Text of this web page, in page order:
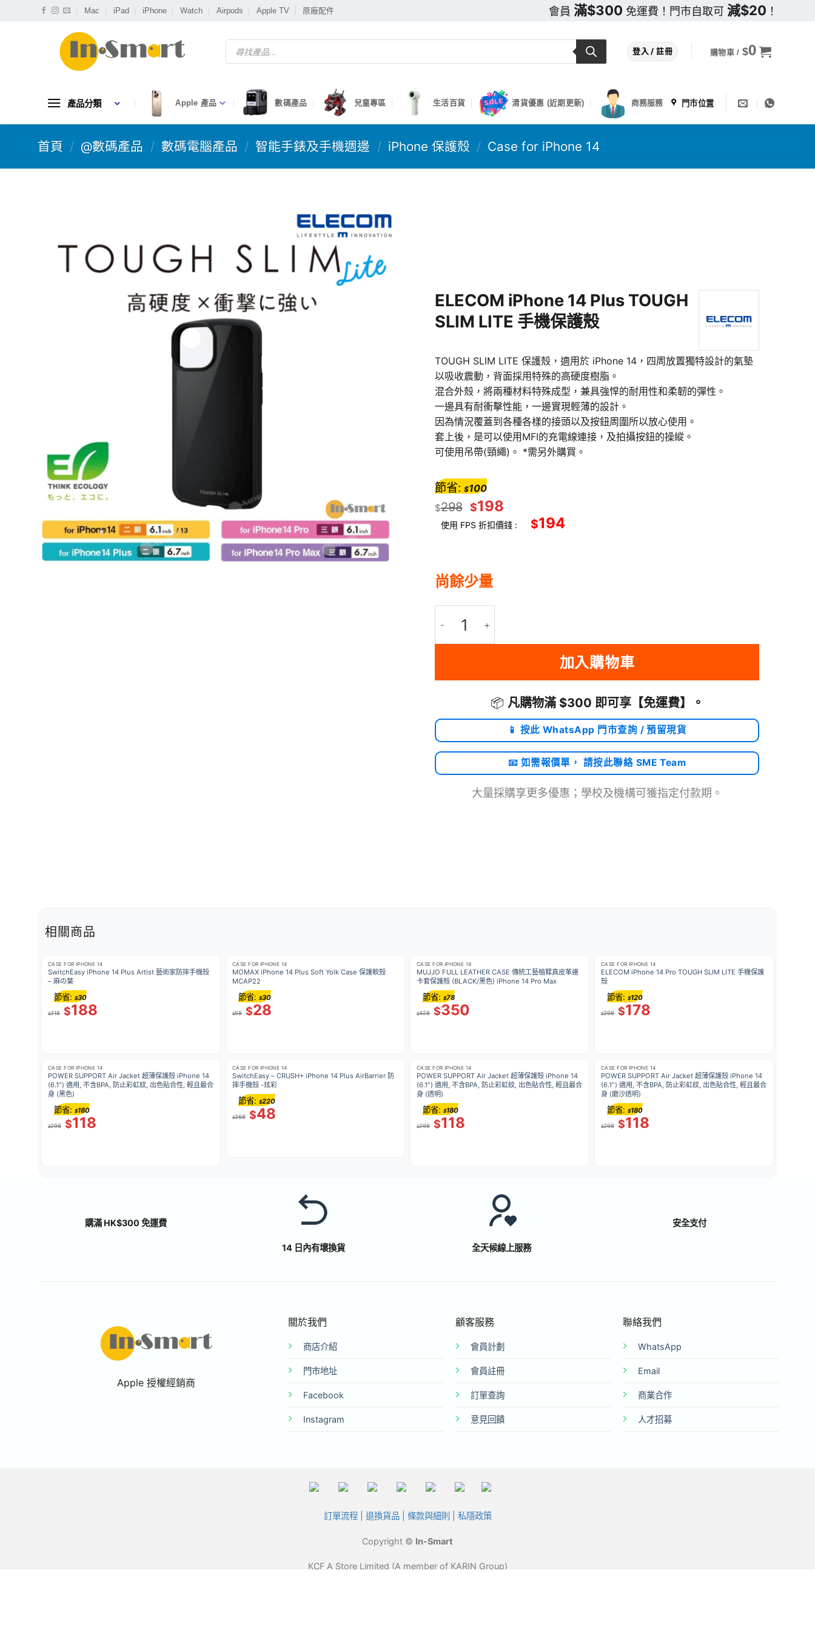
Mac iPad iPhone Watch Airpods Apple TV 原廠配件 會員 滿$300 免運費！門市自取可 減$20 ！
Products
search
登入 / 註冊 購物車 / $0
產品分類 Apple 產品 數碼產品 兒童專區 生活百貨 清貨優惠 (近期更新) 商務服務 門市位置
首頁 / @數碼產品 / 數碼電腦產品 / 智能手錶及手機週邊 / iPhone 保護殼 / Case for iPhone 14
ELECOM iPhone 14 Plus TOUGH
SLIM LITE 手機保護殼
TOUGH SLIM LITE 保護殼，適用於 iPhone 14，四周放置獨特設計的氣墊
以吸收震動，背面採用特殊的高硬度樹脂。
混合外殼，將兩種材料特殊成型，兼具強悍的耐用性和柔韌的彈性。
一邊具有耐衝擊性能，一邊實現輕薄的設計。
因為情況覆蓋到各種各樣的接頭以及按鈕周圍所以放心使用。
套上後，是可以使用MFI的充電線連接，及拍攝按鈕的操縱。
可使用吊帶(頸繩)。 *需另外購買。
$298 $198
節省: $100
使用 FPS 折扣價錢 : $194
尚餘少量
加入購物車
📦 凡購物滿 $300 即可享【免運費】 。
📱 按此 WhatsApp 門市查詢 / 預留現貨
📧 如需報價單， 請按此聯絡 SME Team
大量採購享更多優惠；學校及機構可獲指定付款期。
相關商品
CASE FOR IPHONE 14
SwitchEasy iPhone 14 Plus Artist 藝術家防摔手機殼
– 麻の葉
$218 $188
節省: $30
CASE FOR IPHONE 14
MOMAX iPhone 14 Plus Soft Yolk Case 保護軟殼
MCAP22
$58 $28
節省: $30
CASE FOR IPHONE 14
MUJJO FULL LEATHER CASE 傳統工藝植鞣真皮革連
卡套保護殻 (BLACK/黑色) iPhone 14 Pro Max
$428 $350
節省: $78
CASE FOR IPHONE 14
ELECOM iPhone 14 Pro TOUGH SLIM LITE 手機保護
殼
$298 $178
節省: $120
CASE FOR IPHONE 14
POWER SUPPORT Air Jacket 超薄保護殼 iPhone 14
(6.1″) 適用, 不含BPA, 防止彩虹紋, 出色貼合性, 輕且最合
身 (黑色)
$298 $118
節省: $180
CASE FOR IPHONE 14
SwitchEasy – CRUSH+ iPhone 14 Plus AirBarrier 防
摔手機殼 -炫彩
$268 $48
節省: $220
CASE FOR IPHONE 14
POWER SUPPORT Air Jacket 超薄保護殼 iPhone 14
(6.1″) 適用, 不含BPA, 防止彩虹紋, 出色貼合性, 輕且最合
身 (透明)
$298 $118
節省: $180
CASE FOR IPHONE 14
POWER SUPPORT Air Jacket 超薄保護殼 iPhone 14
(6.1″) 適用, 不含BPA, 防止彩虹紋, 出色貼合性, 輕且最合
身 (磨沙透明)
$298 $118
節省: $180
購滿 HK$300 免運費
14 日內有壞換貨 全天候線上服務
安全支付
Apple 授權經銷商
關於我們
商店介紹
門市地址
Facebook
Instagram
顧客服務
會員計劃
會員註冊
訂單查詢
意見回饋
聯絡我們
WhatsApp
Email
商業合作
人才招募
訂單流程| 退換貨品| 條款與細則 私隱政策
Copyright © In-Smart
KCF A Store Limited (A member of KARIN Group)